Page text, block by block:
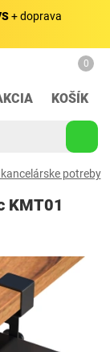
+ doprava
0
KOŠÍK
kancelárske potreby
‎KMT01